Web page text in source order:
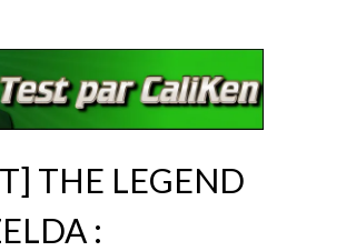
THE LEGEND
: